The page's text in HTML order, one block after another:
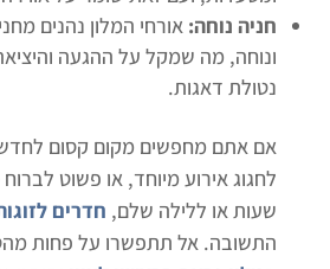
חניה נוחה: אורחי המלון נהנים
ונוחה, מה שמקל על ההגעה
נטולת דאגות.
אם אתם מחפשים מקום קסום
לחגוג אירוע מיוחד, או פשוט
שעות או ללילה שלם, חדרים
התשובה. אל תתפשרו על פחות